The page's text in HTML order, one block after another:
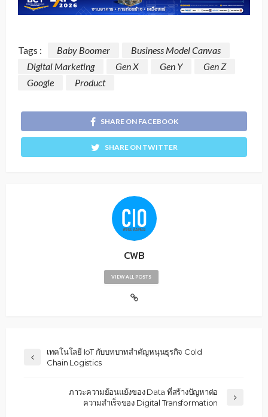
Tags : Baby Boomer
Business Model Canvas
Digital Marketing
Gen X Gen Y
Gen Z
Google
Product
SHARE ON FACEBOOK
SHARE ON TWITTER
CWB
VIEW ALL POSTS
เทคโนโลยี IoT กับบทบาทสำคัญหนุนธุรกิจ Cold
Chain Logistics
ภาวะความย้อนแย้งของ Data ที่สร้างปัญหาต่อ
ความสำเร็จของ Digital Transformation